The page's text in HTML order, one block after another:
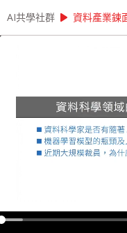
AI共學社群 play_arrow AI 先修班 -
這是一個資料的時
資料的能力。本課
將會談到資料科學
承轉合，陪著你逐
心法
AI共學社群 play_arrow 資料產業鍊